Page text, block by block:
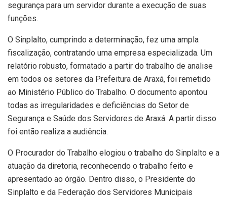
segurança para um servidor durante a execução de suas
funções.
O Sinplalto, cumprindo a determinação, fez uma ampla
fiscalização, contratando uma empresa especializada. Um
relatório robusto, formatado a partir do trabalho de analise
em todos os setores da Prefeitura de Araxá, foi remetido
ao Ministério Público do Trabalho. O documento apontou
todas as irregularidades e deficiências do Setor de
Segurança e Saúde dos Servidores de Araxá. A partir disso
foi então realiza a audiência.
O Procurador do Trabalho elogiou o trabalho do Sinplalto e a
atuação da diretoria, reconhecendo o trabalho feito e
apresentado ao órgão. Dentro disso, o Presidente do
Sinplalto e da Federação dos Servidores Municipais